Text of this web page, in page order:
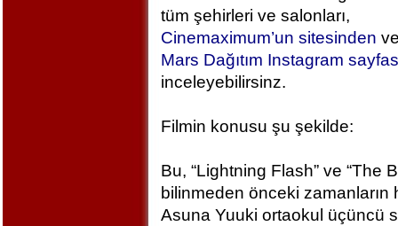
tüm şehirleri ve salonları,
Cinemaximum’un sitesinden
Mars Dağıtım Instagram
inceleyebilirsinz.
Filmin konusu şu şekilde:
Bu, “Lightning Flash” ve “The
bilinmeden önceki zamanların
Asuna Yuuki ortaokul üçüncü